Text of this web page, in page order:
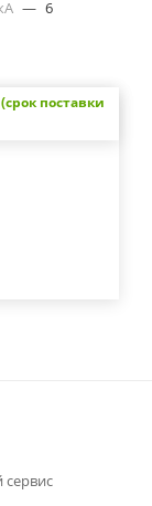
— 6
поставки
сервис